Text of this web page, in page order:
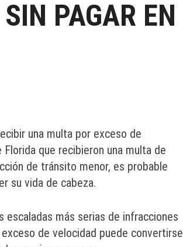
PAGAR EN
una multa por exceso de
que recibieron una multa de
de tránsito menor, es probable
su vida de cabeza.
escaladas más serias de infracciones
de velocidad puede convertirse